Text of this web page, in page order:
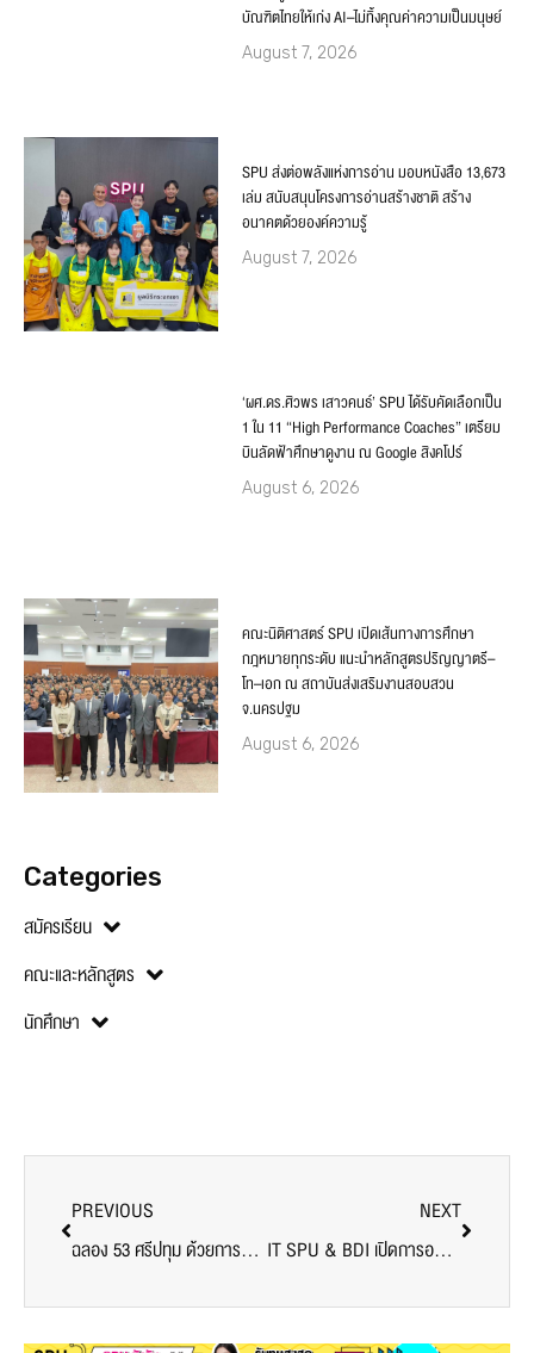
บัณฑิตไทยให้เก่ง AI–ไม่ทิ้งคุณค่าความเป็นมนุษย์
August 7, 2026
SPU ส่งต่อพลังแห่งการอ่าน มอบหนังสือ 13,673
เล่ม สนับสนุนโครงการอ่านสร้างชาติ สร้าง
อนาคตด้วยองค์ความรู้
August 7, 2026
‘ผศ.ดร.ศิวพร เสาวคนธ์’ SPU ได้รับคัดเลือกเป็น
1 ใน 11 “High Performance Coaches” เตรียม
บินลัดฟ้าศึกษาดูงาน ณ Google สิงคโปร์
August 6, 2026
คณะนิติศาสตร์ SPU เปิดเส้นทางการศึกษา
กฎหมายทุกระดับ แนะนำหลักสูตรปริญญาตรี–
โท–เอก ณ สถาบันส่งเสริมงานสอบสวน
จ.นครปฐม
August 6, 2026
Categories
สมัครเรียน
คณะและหลักสูตร
นักศึกษา
PREVIOUS
ฉลอง 53 ศรีปทุม ด้วยการมีสุขภาพดี กับกิจกรรม เดิน วิ่ง เพื่อสุขภาพ เพื่อชีวิต SPU FUN RUN 2023
NEXT
IT SPU & BDI เปิดการอบรมหลักสูตร เสริมสร้างและพัฒนาทักษะด้าน Big Data สำหรับผู้ประกอบการ รุ่น 1 – รุ่น 2